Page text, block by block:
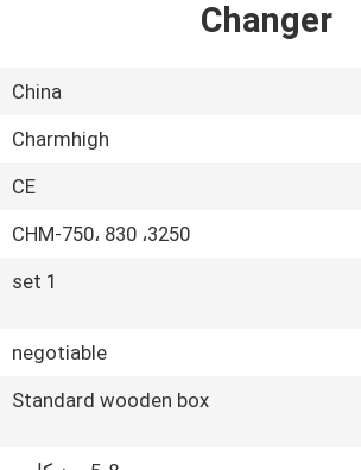
Changer
China
Charmhigh
CE
3250، CHM-750، 830
1 set
negotiable
Standard wooden box